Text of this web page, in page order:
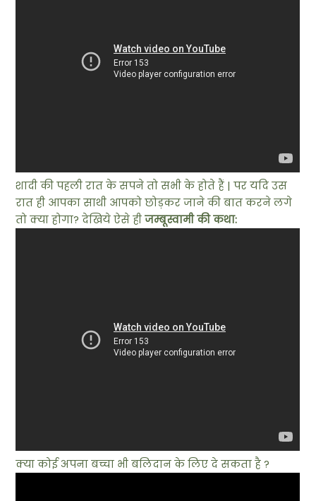
शादी की पहली रात के सपने तो सभी के होते हैं | पर यदि उस
रात ही आपका साथी आपको छोड़कर जाने की बात करने लगे
तो क्या होगा? देखिये ऐसे हीजम्बूस्वामी की कथा:
क्या कोई अपना बच्चा भी बलिदान के लिए दे सकता है ?